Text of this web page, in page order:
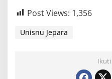
Post Views: 1,356
Unisnu Jepara
Ikuti